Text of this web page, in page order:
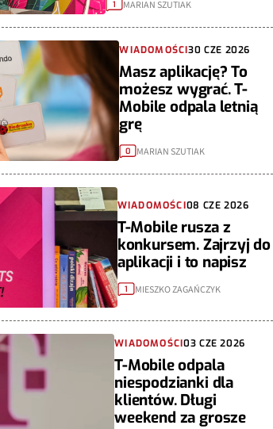
1 MARIAN SZUTIAK
WIADOMOŚCI30 CZE 2026
Masz aplikację? To
możesz wygrać. T-
Mobile odpala letnią
grę
0 MARIAN SZUTIAK
WIADOMOŚCI08 CZE 2026
T-Mobile rusza z
konkursem. Zajrzyj do
aplikacji i to napisz
1 MIESZKO ZAGAŃCZYK
WIADOMOŚCI03 CZE 2026
T-Mobile odpala
niespodzianki dla
klientów. Długi
weekend za grosze